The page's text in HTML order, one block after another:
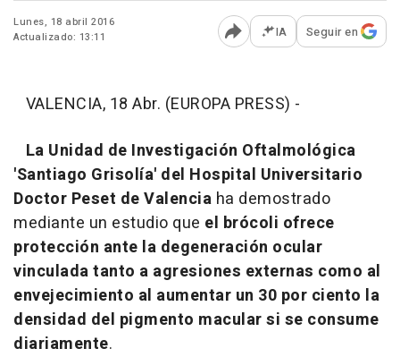
Lunes, 18 abril 2016
Actualizado: 13:11
Abrir opciones para
IA Seguir en
VALENCIA, 18 Abr. (EUROPA PRESS) -
La Unidad de Investigación Oftalmológica
'Santiago Grisolía' del Hospital Universitario
Doctor Peset de Valencia ha demostrado
mediante un estudio que el brócoli ofrece
protección ante la degeneración ocular
vinculada tanto a agresiones externas como al
envejecimiento al aumentar un 30 por ciento la
densidad del pigmento macular si se consume
diariamente.